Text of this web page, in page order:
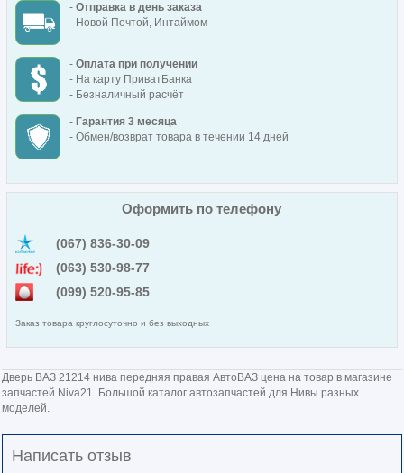
- Отправка в день заказа
- Новой Почтой, Интаймом
- Оплата при получении
- На карту ПриватБанка
- Безналичный расчёт
- Гарантия 3 месяца
- Обмен/возврат товара в течении 14 дней
Оформить по телефону
(067) 836-30-09
(063) 530-98-77
(099) 520-95-85
Заказ товара круглосуточно и без выходных
Дверь ВАЗ 21214 нива передняя правая АвтоВАЗ цена на товар в магазине
запчастей Niva21. Большой каталог автозапчастей для Нивы разных
моделей.
Написать отзыв